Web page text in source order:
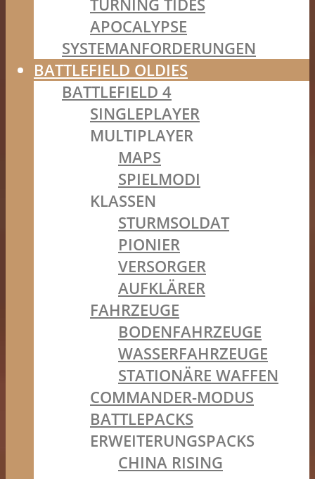
TURNING TIDES
APOCALYPSE
SYSTEMANFORDERUNGEN
BATTLEFIELD OLDIES
BATTLEFIELD 4
SINGLEPLAYER
MULTIPLAYER
MAPS
SPIELMODI
KLASSEN
STURMSOLDAT
PIONIER
VERSORGER
AUFKLÄRER
FAHRZEUGE
BODENFAHRZEUGE
WASSERFAHRZEUGE
STATIONÄRE WAFFEN
COMMANDER-MODUS
BATTLEPACKS
ERWEITERUNGSPACKS
CHINA RISING